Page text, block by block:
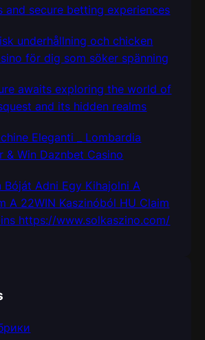
and secure betting experiences
underhållning och chicken
för dig som söker spänning
awaits exploring the world of
and its hidden realms
Eleganti _ Lombardia
& Win Daznbet Casino
Bóját Adni Egy Kihajolni A
A 22WIN Kaszinóból HU Claim
https://www.solkaszino.com/